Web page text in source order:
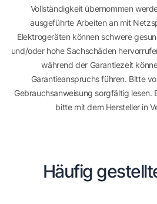
Vollständigkeit übernommen
ausgeführte Arbeiten an mit
Elektrogeräten können schwere
und/oder hohe Sachschäden
während der Garantiezeit
Garantieanspruchs führen. Bitte
Gebrauchsanweisung sorgfältig lesen.
bitte mit dem Hersteller in
Häufig